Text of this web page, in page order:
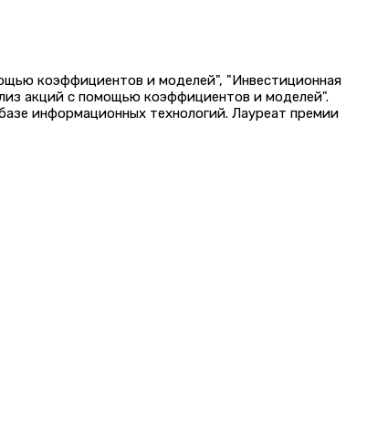
коэффициентов и моделей", "Инвестиционная
акций с помощью коэффициентов и моделей".
информационных технологий. Лауреат премии